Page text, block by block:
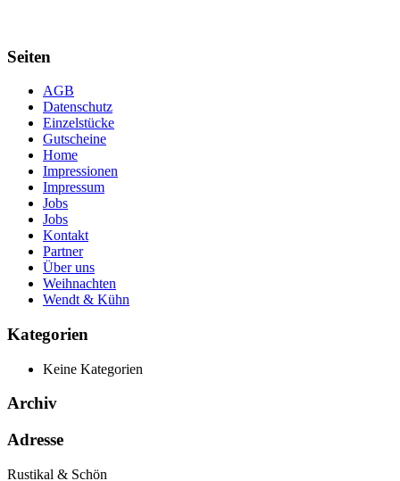
Seiten
AGB
Datenschutz
Einzelstücke
Gutscheine
Home
Impressionen
Impressum
Jobs
Jobs
Kontakt
Partner
Über uns
Weihnachten
Wendt & Kühn
Kategorien
Keine Kategorien
Archiv
Adresse
Rustikal & Schön